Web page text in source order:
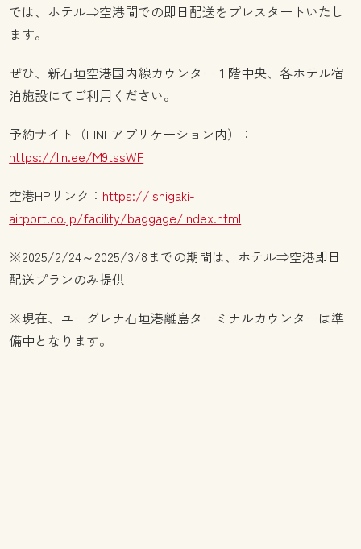
では、ホテル⇒空港間での即日配送をプレスタートいたし
ます。
ぜひ、新石垣空港国内線カウンター１階中央、各ホテル宿
泊施設にてご利用ください。
予約サイト（LINEアプリケーション内）：
https://lin.ee/M9tssWF
空港HPリンク： https://ishigaki-
airport.co.jp/facility/baggage/index.html
※2025/2/24～2025/3/8までの期間は、ホテル⇒空港即日
配送プランのみ提供
※現在、ユーグレナ石垣港離島ターミナルカウンターは準
備中となります。